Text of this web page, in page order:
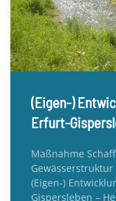
(Eigen-)
Erfurt-
Maßnahme
(Eigen-)
Gispersleben –